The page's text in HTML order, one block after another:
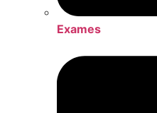
Exames